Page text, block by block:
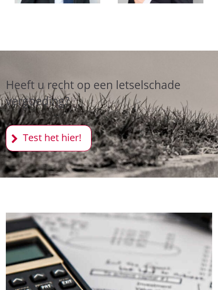
Heeft u recht op een letselschade
vergoeding?
Test het hier!